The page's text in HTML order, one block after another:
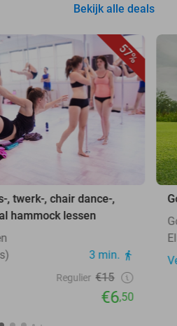
Bekijk alle deals
57%
, twerk-, chair dance-,
hammock lessen
3 min.
Regulier €15
€6,50